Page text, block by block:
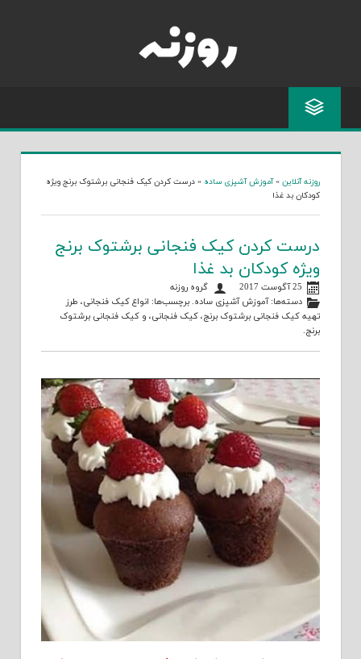
روزنه آنلاین »آموزش آشپزی ساده » درست کردن کیک فنجانی برشتوک برنج ویژه
کودکان بد غذا
درست کردن کیک فنجانی برشتوک برنج
ویژه کودکان بد غذا
25 آگوست 2017
گروه روزنه
دسته‌ها:آموزش آشپزی ساده. برچسب‌ها: انواع کیک فنجانی، طرز
تهیه کیک فنجانی برشتوک برنج، کیک فنجانی، و کیک فنجانی برشتوک
برنج.